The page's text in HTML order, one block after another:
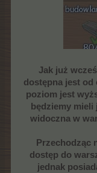
Jak już
dostępna jest od
poziom jest
będziemy
widoczna w
Przechodząc
dostęp do
jednak